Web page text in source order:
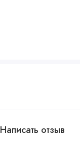
Написать отзыв